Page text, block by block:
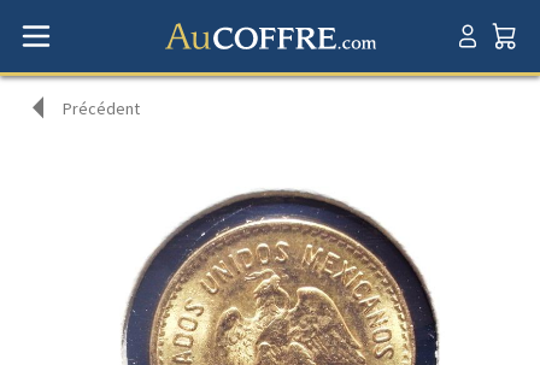
Précédent